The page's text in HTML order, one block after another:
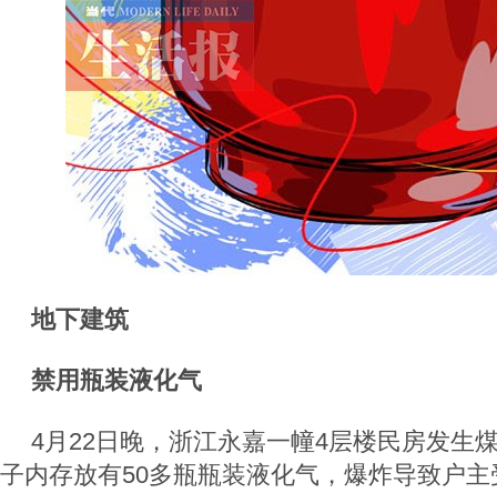
地下建筑
禁用瓶装液化气
4月22日晚，浙江永嘉一幢4层楼民房发生
子内存放有50多瓶瓶装液化气，爆炸导致户